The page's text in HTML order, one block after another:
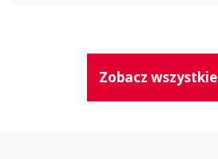
Zobacz wszystkie